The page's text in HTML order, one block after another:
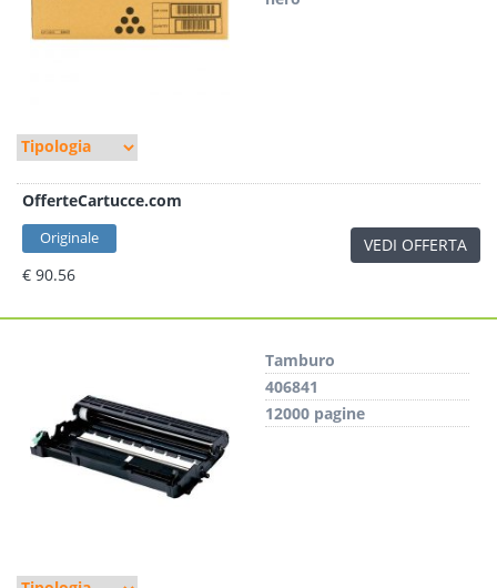
OfferteCartucce.com
Originale
€ 90.56
VEDI OFFERTA
Tamburo
406841
12000 pagine